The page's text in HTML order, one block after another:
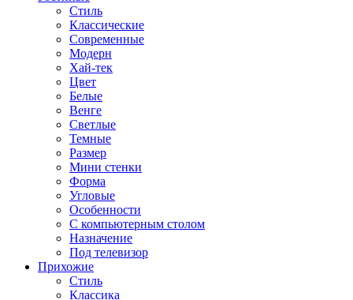
Стиль
Классические
Современные
Модерн
Хай-тек
Цвет
Белые
Венге
Светлые
Темные
Размер
Мини стенки
Форма
Угловые
Особенности
С компьютерным столом
Назначение
Под телевизор
Прихожие
Стиль
Классика